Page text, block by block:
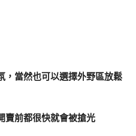
，當然也可以選擇外野區放鬆
賣前都很快就會被搶光